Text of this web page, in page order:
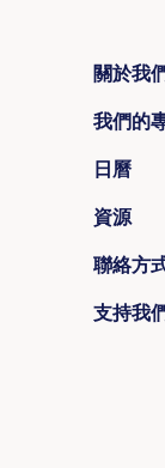
關於我
我們的
日曆
資源
聯絡方
支持我